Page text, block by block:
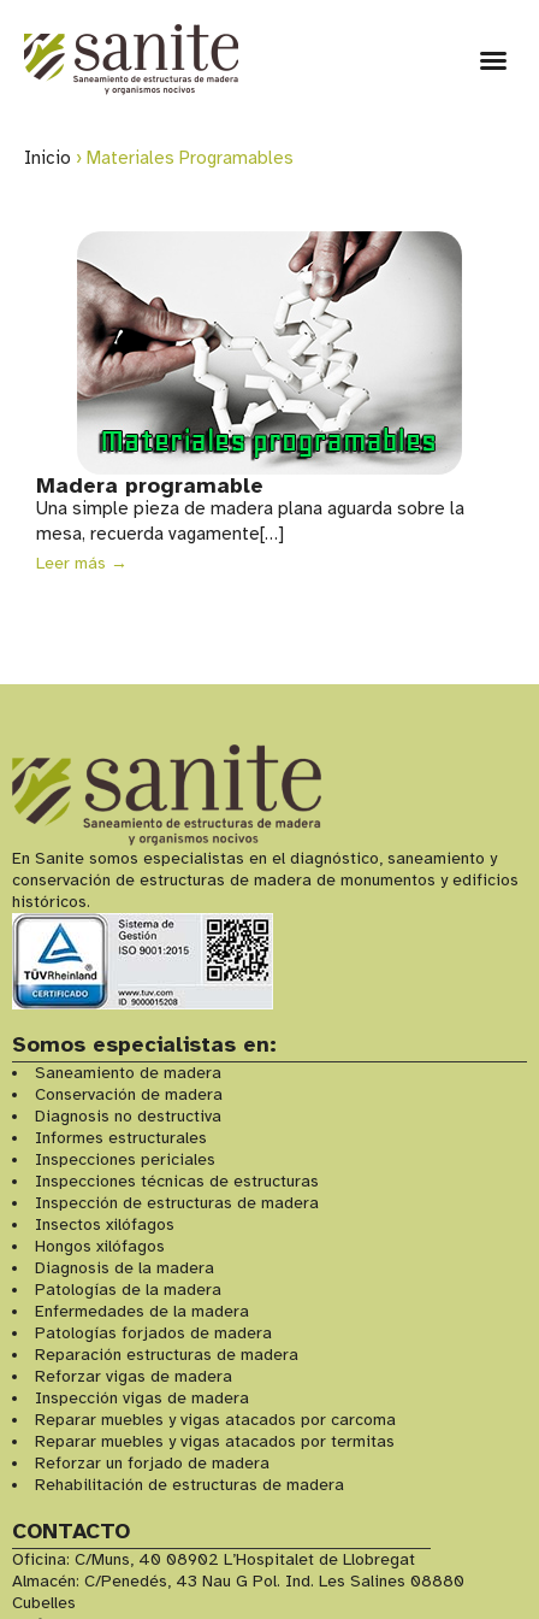
Inicio › Materiales Programables
Madera programable
Una simple pieza de madera plana aguarda sobre la
mesa, recuerda vagamente[…]
Leer más →
En Sanite somos especialistas en el diagnóstico, saneamiento y
conservación de estructuras de madera de monumentos y edificios
históricos.
Somos especialistas en:
Saneamiento de madera
Conservación de madera
Diagnosis no destructiva
Informes estructurales
Inspecciones periciales
Inspecciones técnicas de estructuras
Inspección de estructuras de madera
Insectos xilófagos
Hongos xilófagos
Diagnosis de la madera
Patologías de la madera
Enfermedades de la madera
Patologías forjados de madera
Reparación estructuras de madera
Reforzar vigas de madera
Inspección vigas de madera
Reparar muebles y vigas atacados por carcoma
Reparar muebles y vigas atacados por termitas
Reforzar un forjado de madera
Rehabilitación de estructuras de madera
CONTACTO
Oficina: C/Muns, 40 08902 L’Hospitalet de Llobregat
Almacén: C/Penedés, 43 Nau G Pol. Ind. Les Salines 08880
Cubelles